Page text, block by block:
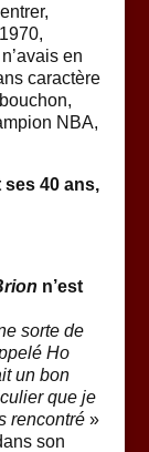
en
caractère
NBA,
40 ans,
n’est
sorte de
Ho
un bon
que je
rencontré »
son